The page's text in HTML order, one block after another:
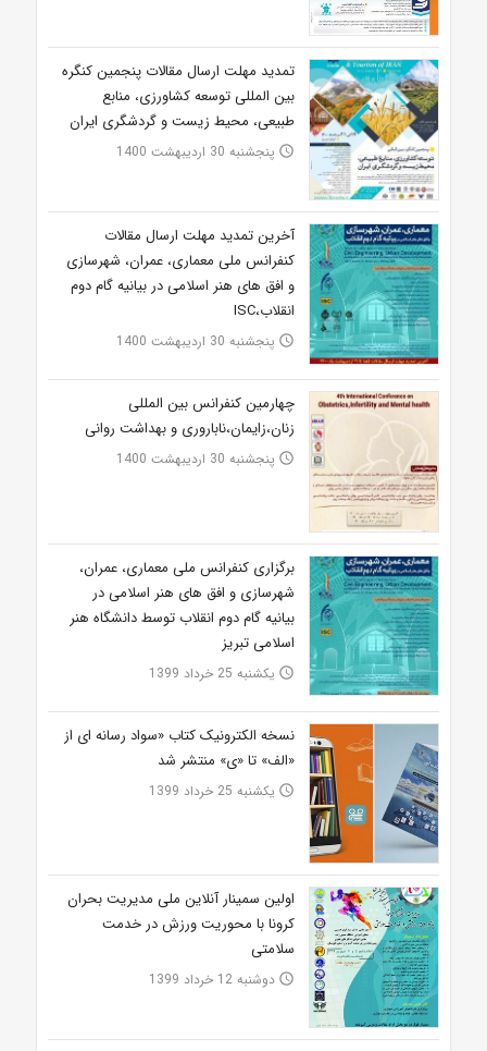
تمدید مهلت ارسال مقالات پنجمین کنگره
بین المللی توسعه کشاورزی، منابع
طبیعی، محیط زیست و گردشگری ایران
access_time پنجشنبه 30 اردیبهشت 1400
آخرین تمدید مهلت ارسال مقالات
کنفرانس ملی معماری، عمران، شهرسازی
و افق های هنر اسلامی در بیانیه گام دوم
انقلاب،ISC
access_time پنجشنبه 30 اردیبهشت 1400
چهارمین کنفرانس بین المللی
زنان،زایمان،ناباروری و بهداشت روانی
access_time پنجشنبه 30 اردیبهشت 1400
برگزاری کنفرانس ملی معماری، عمران،
شهرسازی و افق های هنر اسلامی در
بیانیه گام دوم انقلاب توسط دانشگاه هنر
اسلامی تبریز
access_time یکشنبه 25 خرداد 1399
نسخه الکترونیک کتاب «سواد رسانه ای از
«الف» تا «ی» منتشر شد
access_time یکشنبه 25 خرداد 1399
اولین سمینار آنلاین ملی مدیریت بحران
کرونا با محوریت ورزش در خدمت
سلامتی
access_time دوشنبه 12 خرداد 1399